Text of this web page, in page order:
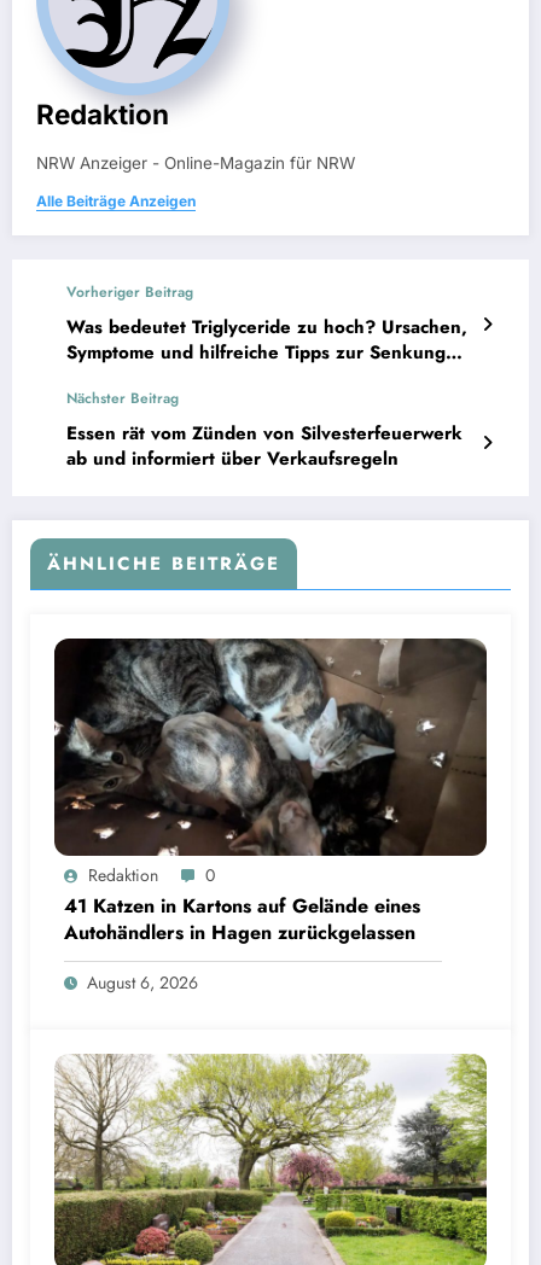
Redaktion
NRW Anzeiger - Online-Magazin für NRW
Alle Beiträge Anzeigen
Vorheriger Beitrag
Was bedeutet Triglyceride zu hoch? Ursachen,
Symptome und hilfreiche Tipps zur Senkung
Nächster Beitrag
Essen rät vom Zünden von Silvesterfeuerwerk
ab und informiert über Verkaufsregeln
ÄHNLICHE BEITRÄGE
Redaktion 0
41 Katzen in Kartons auf Gelände eines
Autohändlers in Hagen zurückgelassen
August 6, 2026